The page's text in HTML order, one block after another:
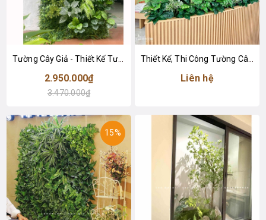
Tường Cây Giả - Thiết Kế Tường Cây Giả Trang Trí Không Gian- TC192
2.950.000₫
3.470.000₫
Liên hệ
15%